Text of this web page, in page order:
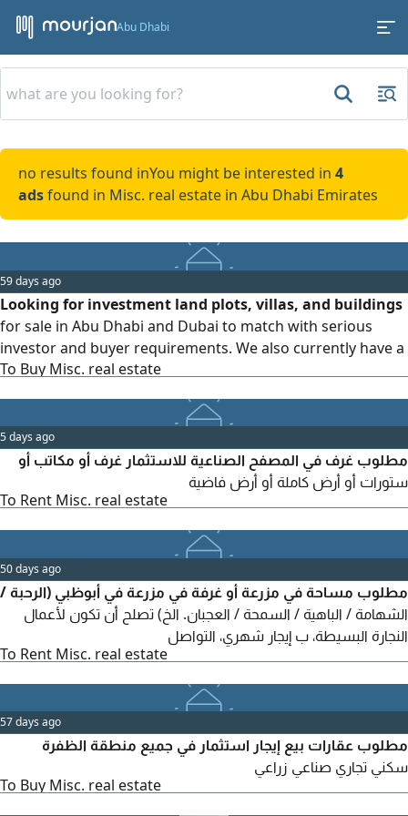
Abu Dhabi
no results found inYou might be interested in 4
adsfound in Misc. real estate in Abu Dhabi Emirates
59 days ago
Looking for investment land plots, villas, and buildings
for sale in Abu Dhabi and Dubai to match with serious
investor and buyer requirements. We also currently have a
selection of investment opportunities and ready - to - sell
prime locations across Abu Dhabi and Dubai. Full details
are available upon request
To Buy Misc. real estate
5 days ago
مطلوب غرف في المصفح الصناعية للاستثمار غرف أو مكاتب أو
ستورات أو أرض كاملة أو أرض فاضية
To Rent Misc. real estate
50 days ago
مطلوب مساحة في مزرعة أو غرفة في مزرعة في أبوظبي (الرحبة /
الشهامة / الباهية / السمحة / العجبان. الخ) تصلح أن تكون لأعمال
النجارة البسيطة، ب إيجار شهري، التواصل
To Rent Misc. real estate
57 days ago
مطلوب عقارات بيع إيجار استثمار في جميع منطقة الظفرة
سكني تجاري صناعي زراعي
To Buy Misc. real estate